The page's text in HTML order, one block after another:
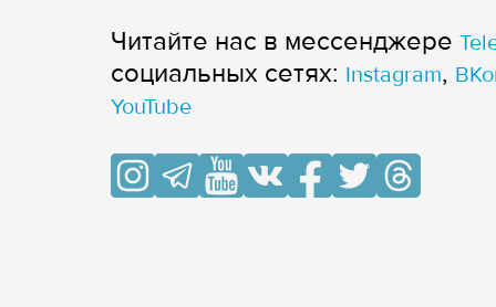
Читайте нас в мессенджере
cоциальных сетях: Instagram,
YouTube